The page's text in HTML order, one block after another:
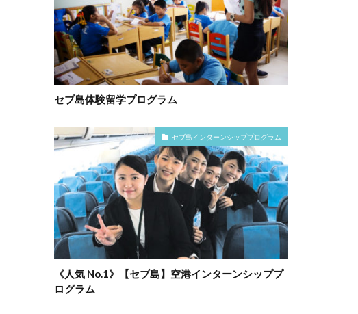
セブ島体験留学プログラム
セブ島インターンシッププログラム
《人気 No.1》【セブ島】空港インターンシッププ
ログラム